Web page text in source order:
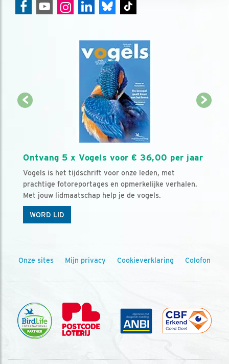
Ontvang 5 x Vogels voor € 36,00 per jaar
Vogels is het tijdschrift voor onze leden, met
prachtige fotoreportages en opmerkelijke verhalen.
Met jouw lidmaatschap help je de vogels.
WORD LID
Onze sites Mijn privacy Cookieverklaring Colofon